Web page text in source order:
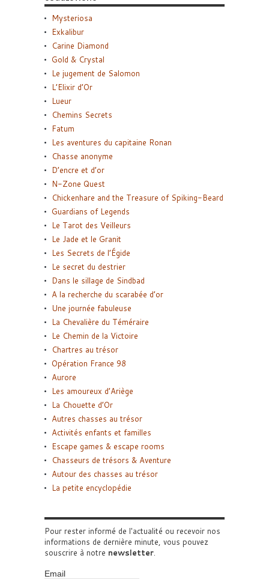
Mysteriosa
Exkalibur
Carine Diamond
Gold & Crystal
Le jugement de Salomon
L’Elixir d’Or
Lueur
Chemins Secrets
Fatum
Les aventures du capitaine Ronan
Chasse anonyme
D’encre et d’or
N-Zone Quest
Chickenhare and the Treasure of Spiking-Beard
Guardians of Legends
Le Tarot des Veilleurs
Le Jade et le Granit
Les Secrets de l’Égide
Le secret du destrier
Dans le sillage de Sindbad
A la recherche du scarabée d’or
Une journée fabuleuse
La Chevalière du Téméraire
Le Chemin de la Victoire
Chartres au trésor
Opération France 98
Aurore
Les amoureux d’Ariège
La Chouette d’Or
Autres chasses au trésor
Activités enfants et familles
Escape games & escape rooms
Chasseurs de trésors & Aventure
Autour des chasses au trésor
La petite encyclopédie
Pour rester informé de l'actualité ou recevoir nos
informations de dernière minute, vous pouvez
souscrire à notre newsletter.
Email